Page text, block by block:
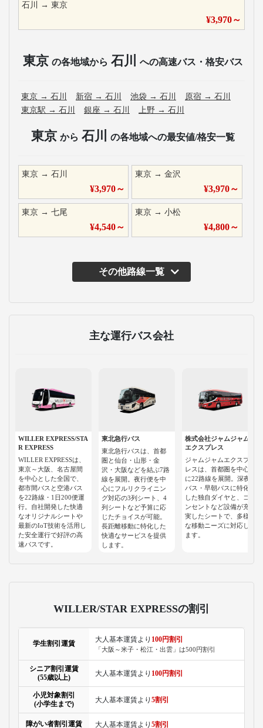
石川 → 東京
¥3,970～
東京 の各地域から 石川 への高速バス・格安バス
東京 → 石川 新宿 → 石川 池袋 → 石川 原宿 → 石川
東京駅 → 石川 銀座 → 石川 上野 → 石川
東京 から 石川 の各地域への最安値/格安一覧
東京 → 石川
¥3,970～
東京 →金沢
¥3,970～
東京 → 七尾
¥4,540～
東京 →小松
¥4,800～
その他路線一覧
主な運行バス会社
WILLER EXPRESS/STA
R EXPRESS
WILLER EXPRESSは、
東京～大阪、名古屋間
を中心とした全国で、
都市間バスと空港バス
を22路線・1日200便運
行。自社開発した快適
なオリジナルシートや
最新のIoT技術を活用し
た安全運行で好評の高
速バスです。
東北急行バス
東北急行バスは、首都
圏と仙台・山形・金
沢・大阪などを結ぶ7路
線を展開。夜行便を中
心にフルリクライニン
グ対応の3列シート、4
列シートなど予算に応
じたチョイスが可能。
長距離移動に特化した
快適なサービスを提供
します。
株式会社ジャムジャム
エクスプレス
ジャムジャムエクスプ
レスは、首都圏を中心
に22路線を展開。深夜
バス・早朝バスに特化
した独自ダイヤと、コ
ンセントなど設備が充
実したシートで、多様
な移動ニーズに対応し
ます。
WILLER/STAR EXPRESSの割引
学生割引運賃
大人基本運賃より 100円割引
「大阪～米子・松江・出雲」は500円割引
シニア割引運賃
(55歳以上)
大人基本運賃より 100円割引
小児対象割引
(小学生まで)
大人基本運賃より 5割引
障がい者割引運賃 大人基本運賃より 5割引